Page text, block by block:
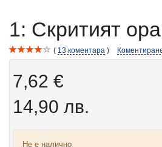
1: Скритият
13 коментара
7,62 €
14,90 лв.
Не е налично